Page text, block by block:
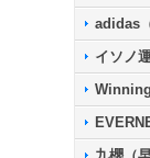
adidas
イソノ
Winning